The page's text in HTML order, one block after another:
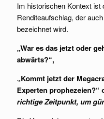
Im historischen Kontext ist
Renditeaufschlag, der
bezeichnet wird.
„War es das jetzt oder
abwärts?“,
„Kommt jetzt der
Experten prophezeien?“
richtige Zeitpunkt, um